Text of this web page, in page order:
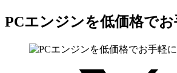
PCエンジンを低価格で